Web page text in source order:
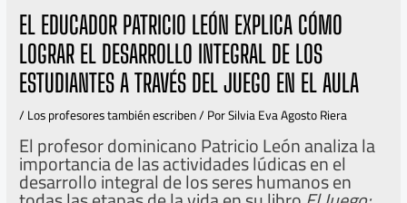
EL EDUCADOR PATRICIO LEÓN EXPLICA CÓMO
LOGRAR EL DESARROLLO INTEGRAL DE LOS
ESTUDIANTES A TRAVÉS DEL JUEGO EN EL AULA
/Los profesores también escriben/ PorSilvia Eva Agosto Riera
El profesor dominicanoPatricio León analiza la
importancia de las actividades lúdicas en el
desarrollo integral de los seres humanos en